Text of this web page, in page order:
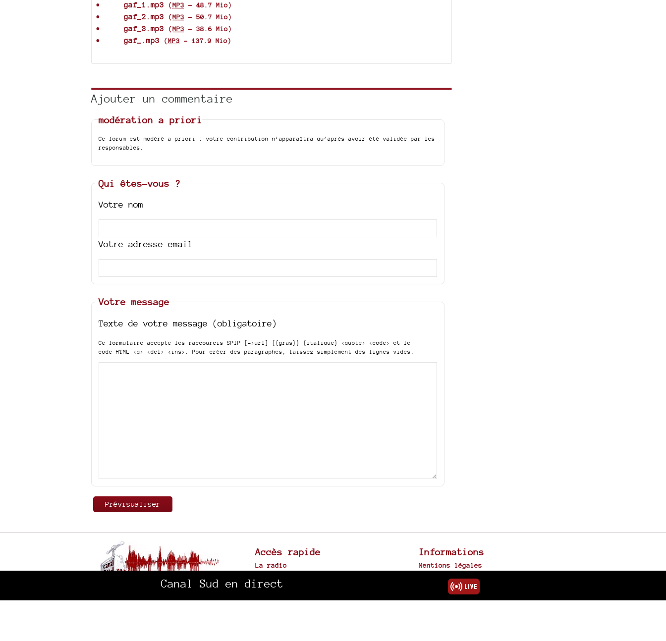
gaf_1.mp3 (MP3 - 48.7 Mio)
gaf_2.mp3 (MP3 - 50.7 Mio)
gaf_3.mp3 (MP3 - 38.6 Mio)
gaf_.mp3 (MP3 - 137.9 Mio)
Ajouter un commentaire
modération a priori
Ce forum est modéré a priori : votre contribution n’apparaîtra qu’après avoir été validée par les
responsables.
Qui êtes-vous ?
Votre nom
Votre adresse email
Votre message
Texte de votre message (obligatoire)
Ce formulaire accepte les raccourcis SPIP [->url] {{gras}} {italique} <quote> <code>
et le
code HTML <q> <del> <ins> . Pour créer des paragraphes, laissez simplement des lignes vides.
Accès rapide
La radio
Archives sonores
Informations
Mentions légales
Plan du site
Canal Sud en direct